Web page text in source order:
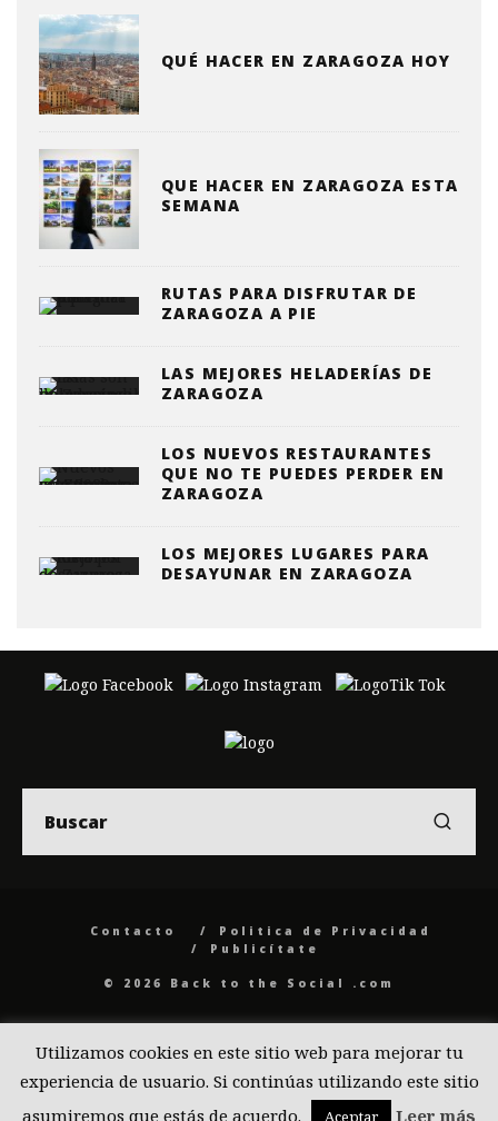
QUÉ HACER EN ZARAGOZA HOY
QUE HACER EN ZARAGOZA ESTA
SEMANA
RUTAS PARA DISFRUTAR DE
ZARAGOZA A PIE
LAS MEJORES HELADERÍAS DE
ZARAGOZA
LOS NUEVOS RESTAURANTES
QUE NO TE PUEDES PERDER EN
ZARAGOZA
LOS MEJORES LUGARES PARA
DESAYUNAR EN ZARAGOZA
Contacto
Politica de Privacidad
Publicítate
© 2026 Back to the Social .com
Utilizamos cookies en este sitio web para mejorar tu
experiencia de usuario. Si continúas utilizando este sitio
asumiremos que estás de acuerdo.
Aceptar Leer más